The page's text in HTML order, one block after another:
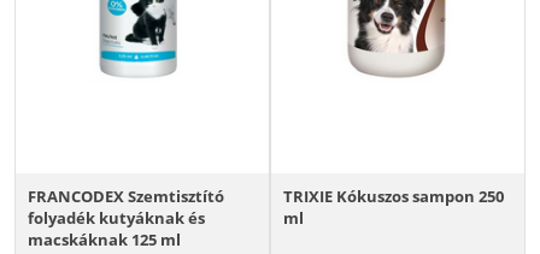
FRANCODEX Szemtisztító
folyadék kutyáknak és
macskáknak 125 ml
TRIXIE Kókuszos sampon 250
ml